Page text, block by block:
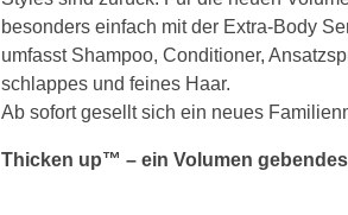
besonders einfach mit der Extra-Body
umfasst Shampoo, Conditioner,
schlappes und feines Haar.
Ab sofort gesellt sich ein neues
Thicken up™ – ein Volumen